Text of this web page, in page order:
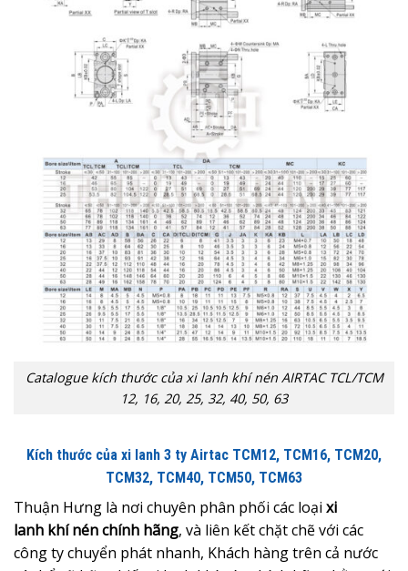
Catalogue kích thước của xi lanh khí nén AIRTAC TCL/TCM
12, 16, 20, 25, 32, 40, 50, 63
Kích thước của xi lanh 3 ty Airtac TCM12, TCM16, TCM20,
TCM32, TCM40, TCM50, TCM63
Thuận Hưng là nơi chuyên phân phối các loại xi
lanh khí nén chính hãng, và liên kết chặt chẽ với các
công ty chuyển phát nhanh, Khách hàng trên cả nước